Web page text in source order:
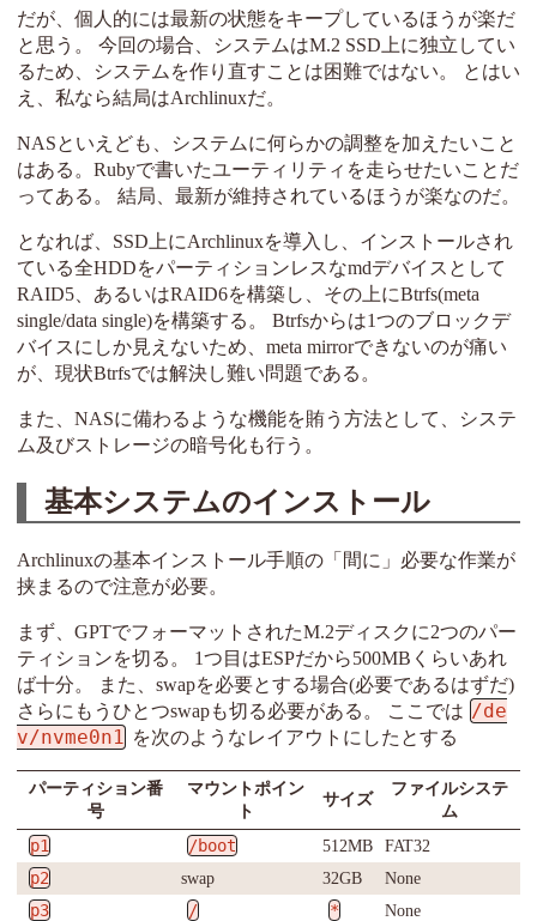
だが、個人的には最新の状態をキープしているほうが楽だ
と思う。 今回の場合、システムはM.2 SSD上に独立してい
るため、システムを作り直すことは困難ではない。 とはい
え、私なら結局はArchlinuxだ。
NASといえども、システムに何らかの調整を加えたいこと
はある。Rubyで書いたユーティリティを走らせたいことだ
ってある。 結局、最新が維持されているほうが楽なのだ。
となれば、SSD上にArchlinuxを導入し、インストールされ
ている全HDDをパーティションレスなmdデバイスとして
RAID5、あるいはRAID6を構築し、その上にBtrfs(meta
single/data single)を構築する。 Btrfsからは1つのブロックデ
バイスにしか見えないため、meta mirrorできないのが痛い
が、現状Btrfsでは解決し難い問題である。
また、NASに備わるような機能を賄う方法として、システ
ム及びストレージの暗号化も行う。
基本システムのインストール
Archlinuxの基本インストール手順の「間に」必要な作業が
挟まるので注意が必要。
まず、GPTでフォーマットされたM.2ディスクに2つのパー
ティションを切る。 1つ目はESPだから500MBくらいあれ
ば十分。 また、swapを必要とする場合(必要であるはずだ)
さらにもうひとつswapも切る必要がある。 ここでは /de
v/nvme0n1
を次のようなレイアウトにしたとする
パーティション番
号
マウントポイン
ト
サイズ
ファイルシステ
ム
p1
/boot 512MB
FAT32
p2
swap 32GB
None
p3
/ * None